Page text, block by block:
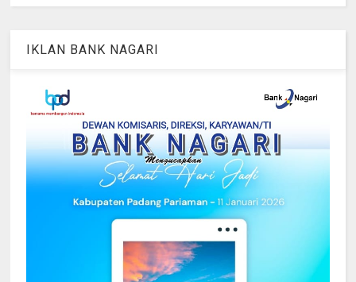
IKLAN BANK NAGARI